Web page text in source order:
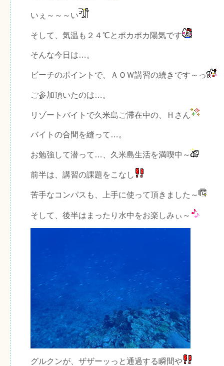
いぇ～～～い
そして、気温も２４℃とポカポカ陽気です
そんな今日は…。
ビーチのポイントで、ＡＯＷ講習の続きです～っ
ご参加頂いたのは…。
リゾートバイトで久米島ご滞在中の、Ｈさん
バイトの合間を縫って…。
お勉強して潜って…、久米島生活を満喫中～
前半は、講習の課題をこなし
苦手なコンパスも、上手に使って頂きました～
そして、後半はまったり水中をお楽しみぃ～
グルクンが、ザザーッっと通過する瞬間や